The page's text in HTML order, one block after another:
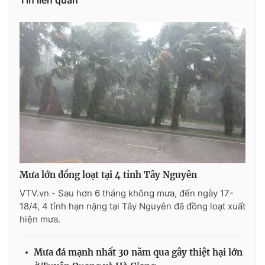
THỜI BÁO VTV
Theo dõi báo trên
Đài Truyền hình Việt Nam
Cơ quan báo chí:Thời báo VTV
Giấy phép hoạt động báo in và báo điện tử số 483/GP-BTTTT
cấp ngày 29/12/2023
Tổng Biên tập: Vũ Thanh Thủy
Phó Tổng Biên tập:
Tổng đài VTV:024.38 355 931 - 024.38 355 932
Mưa lớn đồng loạt tại 4 tỉnh Tây Nguyên
VTV.vn - Sau hơn 6 tháng không mưa, đến ngày 17-
18/4, 4 tỉnh hạn nặng tại Tây Nguyên đã đồng loạt xuất
hiện mưa.
Mưa đá mạnh nhất 30 năm qua gây thiệt hại lớn